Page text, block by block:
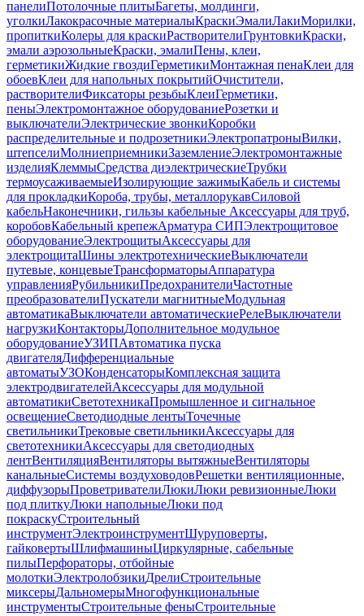
панелиПотолочные плитыБагеты, молдинги,
уголкиЛакокрасочные материалыКраскиЭмалиЛакиМорилки,
пропиткиКолеры для краскиРастворителиГрунтовкиКраски,
эмали аэрозольныеКраски, эмалиПены, клеи,
герметикиЖидкие гвоздиГерметикиМонтажная пенаКлеи для
обоевКлеи для напольных покрытийОчистители,
растворителиФиксаторы резьбыКлеиГерметики,
пеныЭлектромонтажное оборудованиеРозетки и
выключателиЭлектрические звонкиКоробки
распределительные и подрозетникиЭлектропатроныВилки,
штепселиМолниеприемникиЗаземлениеЭлектромонтажные
изделияКлеммыСредства диэлектрическиеТрубки
термоусаживаемыеИзолирующие зажимыКабель и системы
для прокладкиКороба, трубы, металлорукавСиловой
кабельНаконечники, гильзы кабельные Аксессуары для труб,
коробовКабельный крепежАрматура СИПЭлектрощитовое
оборудованиеЭлектрощитыАксессуары для
электрощитаШины электротехническиеВыключатели
путевые, концевыеТрансформаторыАппаратура
управленияРубильникиПредохранителиЧастотные
преобразователиПускатели магнитныеМодульная
автоматикаВыключатели автоматическиеРелеВыключатели
нагрузкиКонтакторыДополнительное модульное
оборудованиеУЗИПАвтоматика пуска
двигателяДифференциальные
автоматыУЗОКонденсаторыКомплексная защита
электродвигателейАксессуары для модульной
автоматикиСветотехникаПромышленное и сигнальное
освещениеСветодиодные лентыТочечные
светильникиТрековые светильникиАксессуары для
светотехникиАксессуары для светодиодных
лентВентиляцияВентиляторы вытяжныеВентиляторы
канальныеСистемы воздуховодовРешетки вентиляционные,
диффузорыПроветривателиЛюкиЛюки ревизионныеЛюки
под плиткуЛюки напольныеЛюки под
покраскуСтроительный
инструментЭлектроинструментШуруповерты,
гайковертыШлифмашиныЦиркулярные, сабельные
пилыПерфораторы, отбойные
молоткиЭлектролобзикиДрелиСтроительные
миксерыДальномерыМногофункциональные
инструментыСтроительные феныСтроительные